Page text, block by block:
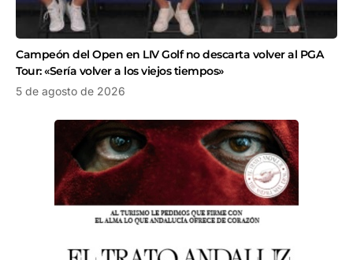
Campeón del Open en LIV Golf no descarta volver al PGA
Tour: «Sería volver a los viejos tiempos»
5 de agosto de 2026